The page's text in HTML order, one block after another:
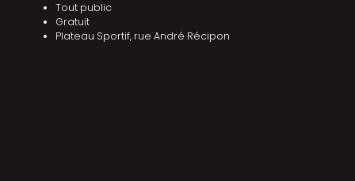
Tout public
Gratuit
Plateau Sportif, rue André Récipon